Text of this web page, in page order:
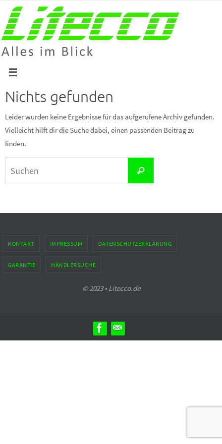
Inhalt
springen
Nichts gefunden
Leider wurden keine Ergebnisse für das aufgerufene Archiv gefunden.
Vielleicht hilft dir die Suche dabei, einen passenden Beitrag zu
finden.
Suchen
KONTAKT IMPRESSUM DATENSCHUTZERKLÄRUNG
GARANTIE HÄNDLERSUCHE
© 2023 • Litecco.de